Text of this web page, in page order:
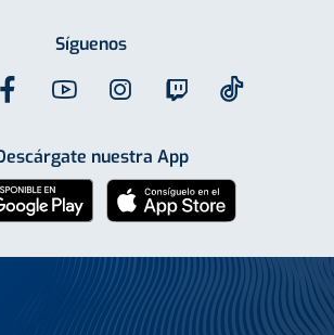
Síguenos
nuestra App